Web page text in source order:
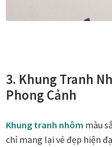
In ảnh theo yêu cầu
In tranh canvas theo
3. Khung Tranh
Phong Cảnh
Khung tranh nhôm màu
chỉ mang lại vẻ đẹp hiện